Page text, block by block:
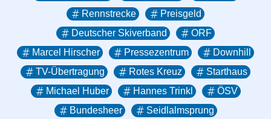
Rennstrecke
Preisgeld
Deutscher Skiverband
ORF
Marcel Hirscher
Pressezentrum
Downhill
TV-Übertragung
Rotes Kreuz
Starthaus
Michael Huber
Hannes Trinkl
ÖSV
Bundesheer
Seidlalmsprung